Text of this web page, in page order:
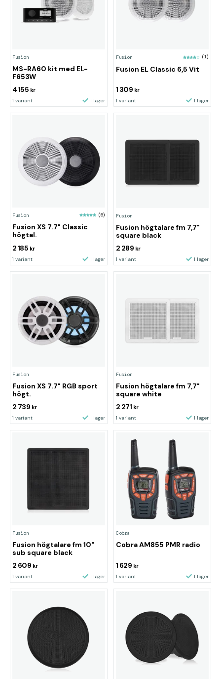
Fusion
MS-RA60 kit med EL-
F653W
4 155 kr
1 variant I lager
Fusion (1)
Fusion EL Classic 6,5 Vit
1 309 kr
1 variant I lager
Fusion (6)
Fusion XS 7.7" Classic
högtal.
2 185 kr
1 variant I lager
Fusion
Fusion högtalare fm 7,7"
square black
2 289 kr
1 variant I lager
Fusion
Fusion XS 7.7" RGB sport
högt.
2 739 kr
1 variant I lager
Fusion
Fusion högtalare fm 7,7"
square white
2 271 kr
1 variant I lager
Fusion
Fusion högtalare fm 10"
sub square black
2 609 kr
1 variant I lager
Cobra
Cobra AM855 PMR radio
1 629 kr
1 variant I lager